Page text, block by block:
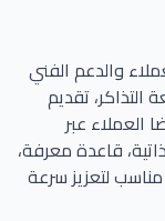
والدعم الفني
تقديم
العملاء عبر
قاعدة معرفة،
لتعزيز سرعة